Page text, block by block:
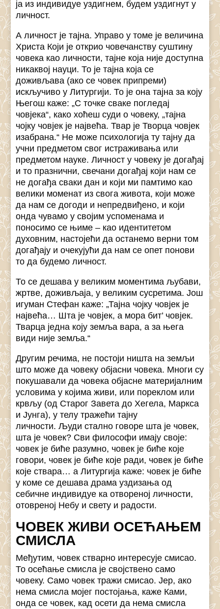
ја из индивидуе уздигнем, будем уздигнут у
личност.
А личност је тајна. Управо у томе је величина
Христа Који је открио човечанству суштину
човека као личности, тајне која није доступна
никаквој науци. То је тајна која се
доживљава (ако се човек припреми)
искључиво у Литургији. То је она тајна за коју
Његош каже: „С точке сваке погледај
човјека“, како хоћеш суди о човеку, „тајна
чојку човјек је највећа. Твар је Творца човјек
изабрана.“ Не може психологија ту тајну да
учни предметом свог истраживања или
предметом науке. Личност у човеку је догађај
и то празнични, свечани догађај који нам се
не догађа сваки дан и који ми памтимо као
велики моменат из свога живота, који може
да нам се догоди и непредвиђено, и који
онда чувамо у својим успоменама и
поносимо се њиме – као идентитетом
духовним, настојећи да останемо верни том
догађају и очекујући да нам се опет понови
то да будемо личност.
То се дешава у великим моментима љубави,
жртве, доживљаја, у великим сусретима. Још
игуман Стефан каже: „Тајна чојку човјек је
највећа… Шта је човјек, а мора бит’ човјек.
Тварца једна коју земља вара, а за њега
види није земља.“
Другим речима, не постоји ништа на земљи
што може да човеку објасни човека. Многи су
покушавали да човека објасне материјалним
условима у којима живи, или пореклом или
крвљу (од Старог Завета до Хегела, Маркса
и Јунга), у телу тражећи тајну
личности. Људи стално говоре шта је човек,
шта је човек? Сви философи имају своје:
човек је биће разумно, човек је биће које
говори, човек је биће које ради, човек је биће
које ствара… а Литургија каже: човек је биће
у коме се дешава драма уздизања од
себичне индивидуе ка отвореној личности,
отовреној Небу и свету и радости.
ЧОВЕК ЖИВИ ОСЕЋАЊЕМ
СМИСЛА
Међутим, човек стварно интересује смисао.
То осећање смисла је својствено само
човеку. Само човек тражи смисао. Јер, ако
нема смисла мојег постојања, каже Ками,
онда се човек, кад осети да нема смисла